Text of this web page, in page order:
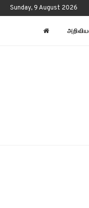
Sunday, 9 August 2026